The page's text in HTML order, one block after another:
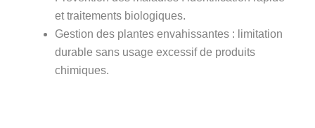
et traitements biologiques.
Gestion des plantes envahissantes : limitation
durable sans usage excessif de produits
chimiques.